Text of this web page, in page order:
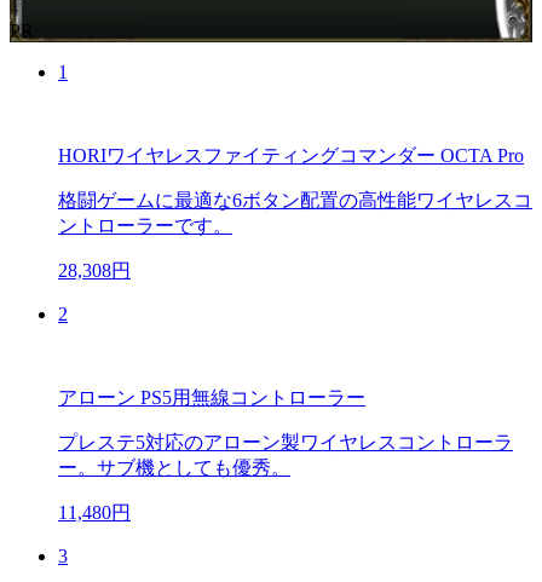
PR
1
HORIワイヤレスファイティングコマンダー OCTA Pro
格闘ゲームに最適な6ボタン配置の高性能ワイヤレスコ
ントローラーです。
28,308円
2
アローン PS5用無線コントローラー
プレステ5対応のアローン製ワイヤレスコントローラ
ー。サブ機としても優秀。
11,480円
3